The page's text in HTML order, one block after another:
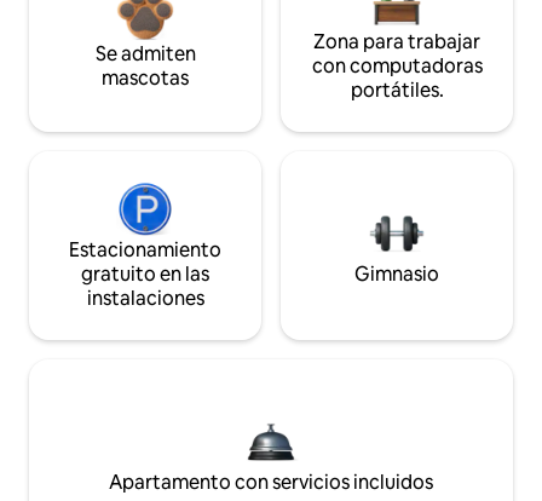
Se admiten
mascotas
Zona para trabajar
con computadoras
portátiles.
Estacionamiento
gratuito en las
instalaciones
Gimnasio
Apartamento con servicios incluidos